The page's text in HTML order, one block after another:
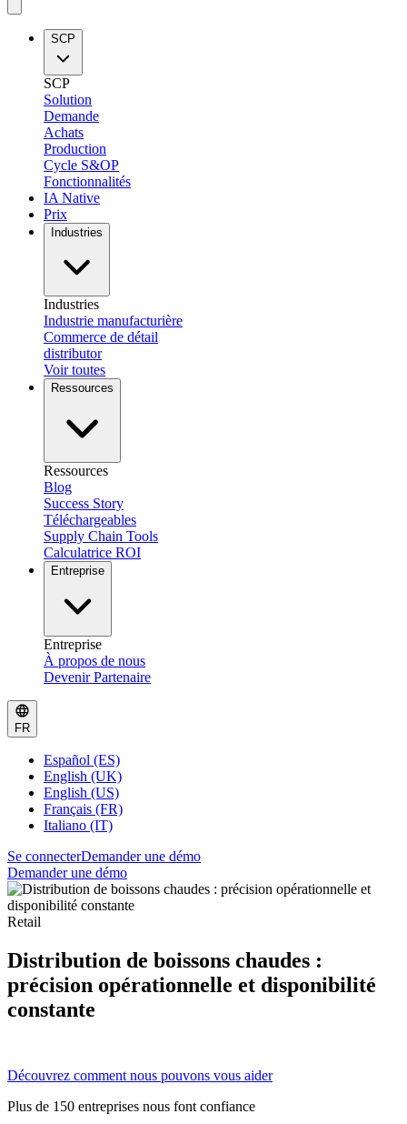
SCP
SCP
Solution
Demande
Achats
Production
Cycle S&OP
Fonctionnalités
IA Native
Prix
Industries
Industries
Industrie manufacturière
Commerce de détail
distributor
Voir toutes
Ressources
Ressources
Blog
Success Story
Téléchargeables
Supply Chain Tools
Calculatrice ROI
Entreprise
Entreprise
À propos de nous
Devenir Partenaire
FR
Español (ES)
English (UK)
English (US)
Français (FR)
Italiano (IT)
Se connecterDemander une démo
Demander une démo
Retail
Distribution de boissons chaudes :
précision opérationnelle et disponibilité
constante
Découvrez comment nous pouvons vous aider
Plus de 150 entreprises nous font confiance